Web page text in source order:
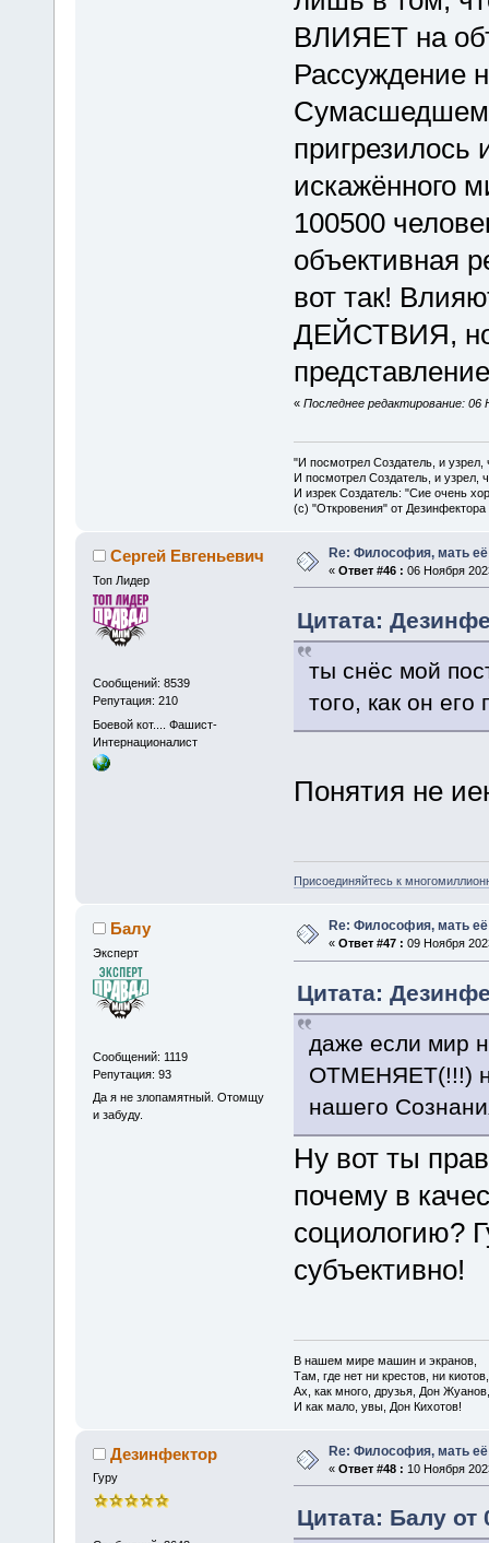
ВЛИЯЕТ на
Рассуждение
пригрезилось
искажённого
100500
объективная
вот так!
ДЕЙСТВИЯ, но
« Последнее редактирование:
"И посмотрел Создатель, и
И посмотрел Создатель, и узрел,
И изрек Создатель: "Сие очень
(с) "Откровения" от Дезинфектора
Сергей Евгеньевич
Топ Лидер
Сообщений: 8539
Репутация: 210
Боевой кот.... Фашист-
Интернационалист
Re: Философия, мать её
« Ответ #46 : 06 Ноября
Цитата:
ты снёс мой
того, как он
Понятия не
Присоединяйтесь к
Балу
Эксперт
Сообщений: 1119
Репутация: 93
Да я не злопамятный. Отомщу
и забуду.
Re: Философия, мать её
« Ответ #47 : 09 Ноября
Цитата:
даже если мир
ОТМЕНЯЕТ(!!!)
нашего
Ну вот ты
почему в
социологию?
субъективно!
В нашем мире машин и экранов,
Там, где нет ни крестов, ни киотов,
Ах, как много, друзья, Дон Жуанов,
И как мало, увы, Дон Кихотов!
Дезинфектор
Гуру
Re: Философия, мать её
« Ответ #48 : 10 Ноября
Цитата: Балу от